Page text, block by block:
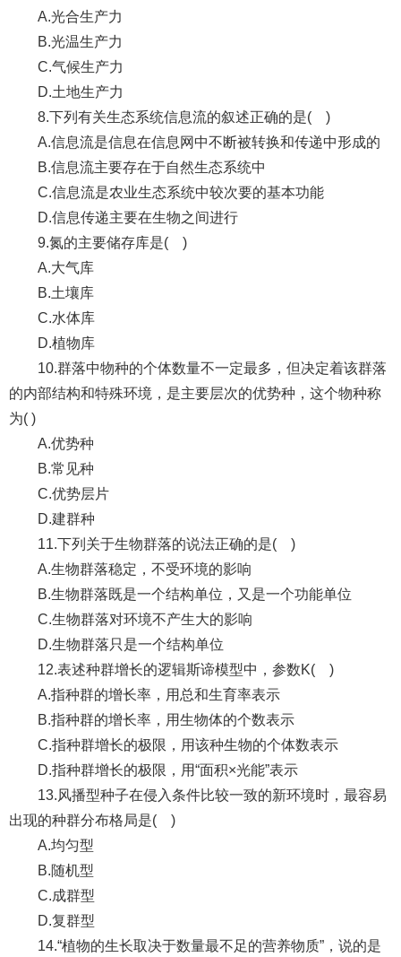
A.光合生产力
B.光温生产力
C.气候生产力
D.土地生产力
8.下列有关生态系统信息流的叙述正确的是( )
A.信息流是信息在信息网中不断被转换和传递中形成的
B.信息流主要存在于自然生态系统中
C.信息流是农业生态系统中较次要的基本功能
D.信息传递主要在生物之间进行
9.氮的主要储存库是( )
A.大气库
B.土壤库
C.水体库
D.植物库
10.群落中物种的个体数量不一定最多，但决定着该群落
的内部结构和特殊环境，是主要层次的优势种，这个物种称
为( )
A.优势种
B.常见种
C.优势层片
D.建群种
11.下列关于生物群落的说法正确的是( )
A.生物群落稳定，不受环境的影响
B.生物群落既是一个结构单位，又是一个功能单位
C.生物群落对环境不产生大的影响
D.生物群落只是一个结构单位
12.表述种群增长的逻辑斯谛模型中，参数K( )
A.指种群的增长率，用总和生育率表示
B.指种群的增长率，用生物体的个数表示
C.指种群增长的极限，用该种生物的个体数表示
D.指种群增长的极限，用“面积×光能”表示
13.风播型种子在侵入条件比较一致的新环境时，最容易
出现的种群分布格局是( )
A.均匀型
B.随机型
C.成群型
D.复群型
14.“植物的生长取决于数量最不足的营养物质”，说的是